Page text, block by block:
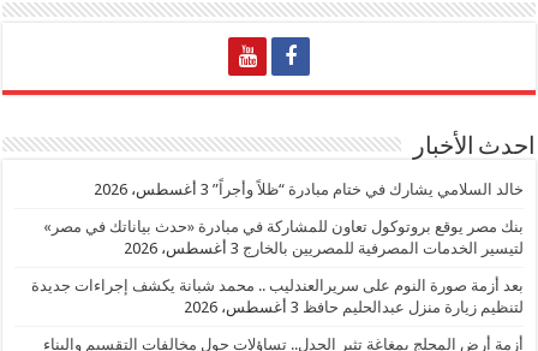
احدث الأخبار
خالد السلامي يشارك في ختام مبادرة “ظلاً وأجراً” 3 أغسطس، 2026
بنك مصر يوقع بروتوكول تعاون للمشاركة في مبادرة «حدث بياناتك في مصر»
لتيسير الخدمات المصرفية للمصريين بالخارج 3 أغسطس، 2026
بعد أزمة صورة النوم على سريرالعندليب .. محمد شبانة يكشف إجراءات جديدة
لتنظيم زيارة منزل عبدالحليم حافظ 3 أغسطس، 2026
أزمة أرض المحلج بمغاغة تثير الجدل.. تساؤلات حول مخالفات التقسيم والبناء